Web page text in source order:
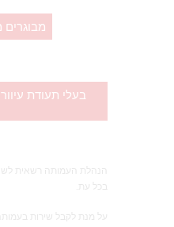
מבוגרים
הנהלת העמותה רשאית
בכל עת.
על מנת לקבל שירות